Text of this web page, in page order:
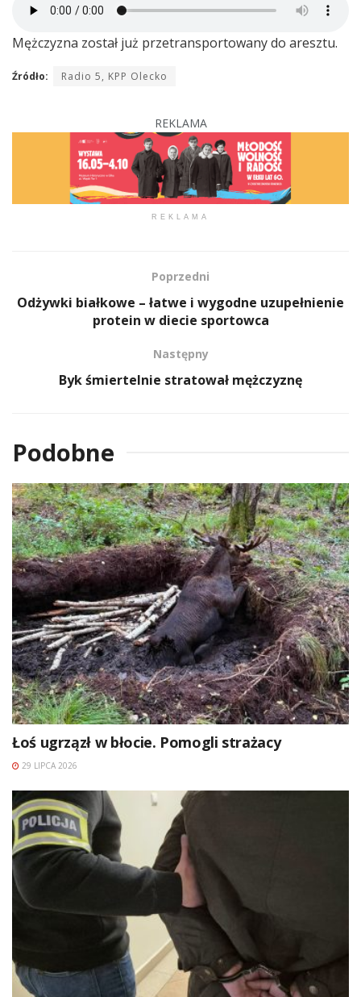
Mężczyzna został już przetransportowany do aresztu.
Źródło: Radio 5, KPP Olecko
REKLAMA
REKLAMA
Poprzedni
Odżywki białkowe – łatwe i wygodne uzupełnienie
protein w diecie sportowca
Następny
Byk śmiertelnie stratował mężczyznę
Podobne
Łoś ugrzązł w błocie. Pomogli strażacy
29 LIPCA 2026